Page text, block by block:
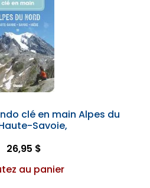
clé en main Alpes du
Savoie,
26,95 $
au panier